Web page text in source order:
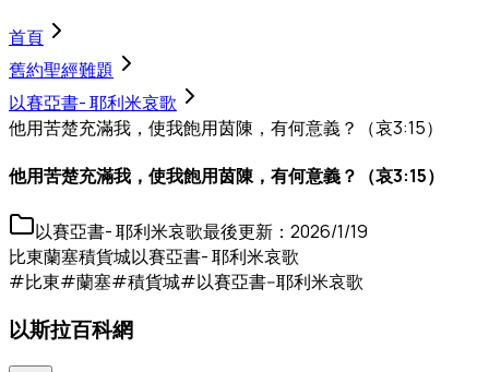
首頁
舊約聖經難題
以賽亞書- 耶利米哀歌
他用苦楚充滿我，使我飽用茵陳，有何意義？（哀3:15）
他用苦楚充滿我，使我飽用茵陳，有何意義？（哀3:15）
以賽亞書- 耶利米哀歌最後更新： 2026/1/19
比東蘭塞積貨城以賽亞書- 耶利米哀歌
#比東#蘭塞#積貨城#以賽亞書--耶利米哀歌
以斯拉百科網